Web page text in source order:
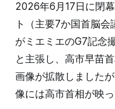
2026年6月17日に閉
ト（主要7か国首脳
がミエミエのG7記念
と主張し、高市早苗
画像が拡散しました
像には高市首相が映っ